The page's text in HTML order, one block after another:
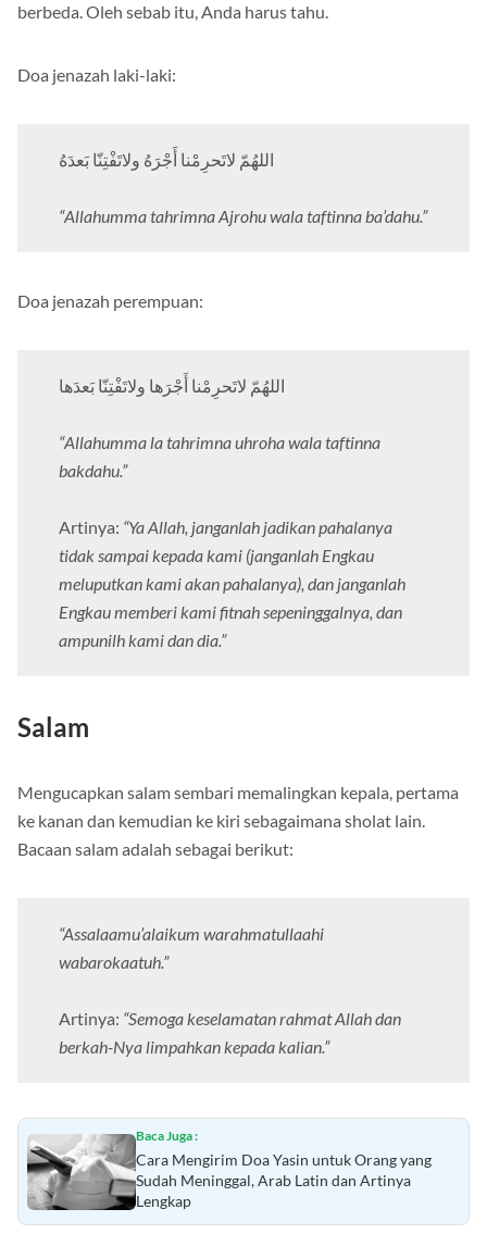
berbeda. Oleh sebab itu, Anda harus tahu.
Doa jenazah laki-laki:
اللهُمّ لاتَحرِمْنا أَجْرَهُ ولاتَفْتِنّا بَعدَهُ
“Allahumma tahrimna Ajrohu wala taftinna ba’dahu.”
Doa jenazah perempuan:
اللهُمّ لاتَحرِمْنا أَجْرَها ولاتَفْتِنّا بَعدَها
“Allahumma la tahrimna uhroha wala taftinna
bakdahu.”
Artinya: “Ya Allah, janganlah jadikan pahalanya
tidak sampai kepada kami (janganlah Engkau
meluputkan kami akan pahalanya), dan janganlah
Engkau memberi kami fitnah sepeninggalnya, dan
ampunilh kami dan dia.”
Salam
Mengucapkan salam sembari memalingkan kepala, pertama
ke kanan dan kemudian ke kiri sebagaimana sholat lain.
Bacaan salam adalah sebagai berikut:
“Assalaamu’alaikum warahmatullaahi
wabarokaatuh.”
Artinya: “Semoga keselamatan rahmat Allah dan
berkah-Nya limpahkan kepada kalian.”
Baca Juga :
Cara Mengirim Doa Yasin untuk Orang yang
Sudah Meninggal, Arab Latin dan Artinya
Lengkap